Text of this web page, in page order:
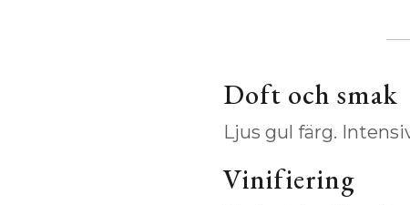
Doft och smak
Ljus gul färg.
Vinifiering